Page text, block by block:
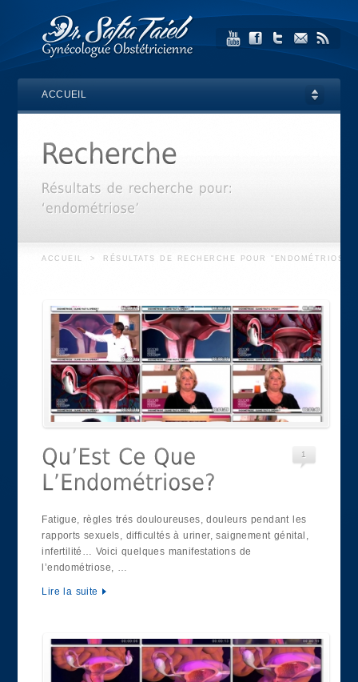
ACCUEIL
ACCUEIL > RÉSULTATS DE RECHERCHE POUR "ENDOMÉTRIOSE"
1
Fatigue, règles trés douloureuses, douleurs pendant les
rapports sexuels, difficultés à uriner, saignement génital,
infertilité… Voici quelques manifestations de
l’endométriose, …
Lire la suite